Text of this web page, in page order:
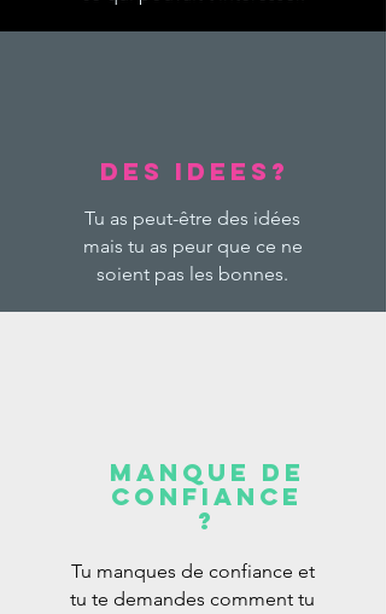
des idees?
Tu as peut-être des idées
mais tu as peur que ce ne
soient pas les bonnes.
mANQUE DE
CONFIANCE
?
Tu manques de confiance et
tu te demandes comment tu